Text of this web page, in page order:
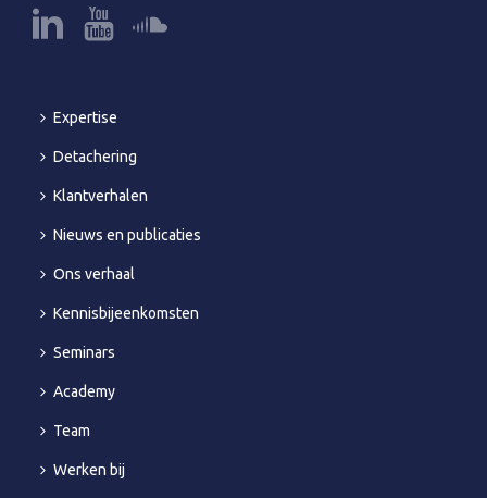
Expertise
Detachering
Klantverhalen
Nieuws en publicaties
Ons verhaal
Kennisbijeenkomsten
Seminars
Academy
Team
Werken bij